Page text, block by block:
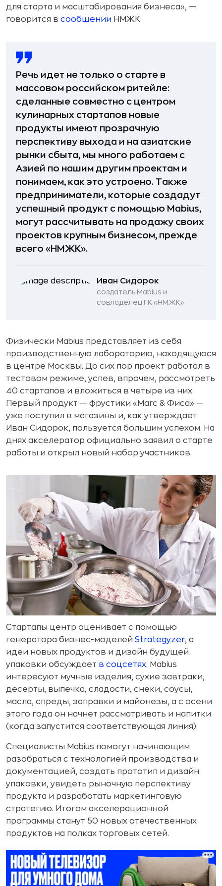
для старта и масштабирования бизнеса», —
говорится в сообщении НМЖК.
Речь идет не только о старте в
массовом российском ритейле:
сделанные совместно с центром
кулинарных стартапов новые
продукты имеют прозрачную
перспективу выхода и на азиатские
рынки сбыта, мы много работаем с
Азией по нашим другим проектам и
понимаем, как это устроено. Также
предприниматели, которые создадут
успешный продукт с помощью Mabius,
могут рассчитывать на продажу своих
проектов крупным бизнесом, прежде
всего «НМЖК».
Иван Сидорок
создатель Mabius и
совладелец ГК «НМЖК»
Физически Mabius представляет из себя
производственную лабораторию, находящуюся
в центре Москвы. До сих пор проект работал в
тестовом режиме, успев, впрочем, рассмотреть
40 стартапов и вложиться в четыре из них.
Первый продукт — фрустики «Marc & Фиса» —
уже поступил в магазины и, как утверждает
Иван Сидорок, пользуется большим успехом. На
днях акселератор официально заявил о старте
работы и открыл новый набор участников.
Стартапы центр оценивает с помощью
генератора бизнес-моделей Strategyzer, а
идеи новых продуктов и дизайн будущей
упаковки обсуждает в соцсетях. Mabius
интересуют мучные изделия, сухие завтраки,
десерты, выпечка, сладости, снеки, соусы,
масла, спреды, заправки и майонезы, а с осени
этого года он начнет рассматривать и напитки
(когда запустится соответствующая линия).
Специалисты Mabius помогут начинающим
разобраться с технологией производства и
документацией, создать прототип и дизайн
упаковки, увидеть рыночную перспективу
продукта и разработать маркетинговую
стратегию. Итогом акселерационной
программы станут 50 новых отечественных
продуктов на полках торговых сетей.